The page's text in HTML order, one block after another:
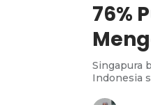
76%
Singapura
Indonesia